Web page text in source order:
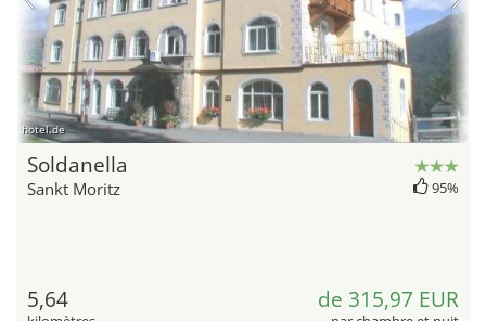
hotel.de
Soldanella
Sankt Moritz 95%
5,64 de 315,97 EUR